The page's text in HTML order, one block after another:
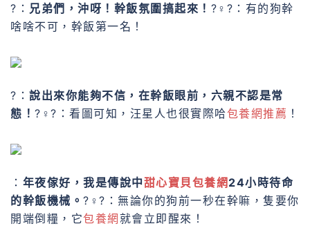
?： 兄弟們，沖呀！幹飯氛圍搞起來！ ?♀?：有的狗幹
啥啥不可，幹飯第一名！
?： 說出來你能夠不信，在幹飯眼前，六親不認是常
態！ ?♀?：看圖可知，汪星人也很實際哈包養網推薦 ！
： 年夜傢好，我是傳說中甜心寶貝包養網 24小時待命
的幹飯機械。 ?♀?：無論你的狗前一秒在幹嘛，隻要你
開端倒糧，它包養網 就會立即醒來！